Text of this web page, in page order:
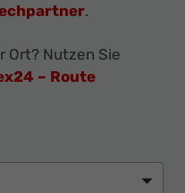
.
Ort? Nutzen Sie
– Route